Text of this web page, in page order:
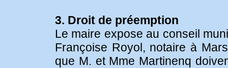
3. Droit de préemption
Le maire expose au conseil
Françoise Royol, notaire à
que M. et Mme Martinenq